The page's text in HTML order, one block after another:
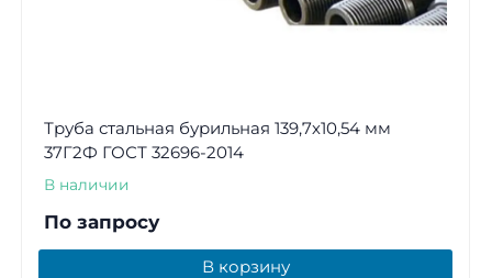
Труба стальная бурильная 139,7х10,54 мм
37Г2Ф ГОСТ 32696-2014
В наличии
По запросу
В корзину